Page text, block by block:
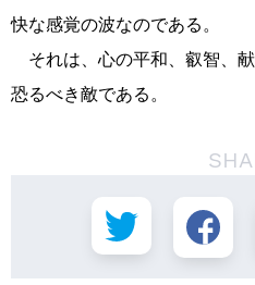
快な感覚の波なのである。
それは、心の平和、叡智、献
恐るべき敵である。